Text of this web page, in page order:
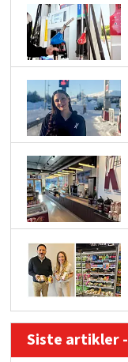
Siste artikler